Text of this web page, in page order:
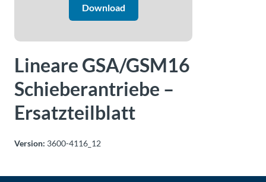
Download
Lineare GSA/GSM16
Schieberantriebe –
Ersatzteilblatt
Version: 3600-4116_12
Anwendungen
Tolomatic
Kontakt
Ingenieur